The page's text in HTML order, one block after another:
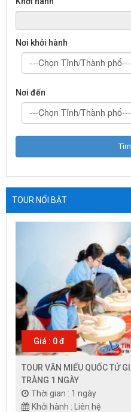
Nơi khởi hành
---Chọn Tỉnh/Thành phố---
Nơi đến
---Chọn Tỉnh/Thành phố---
TOUR NỔI BẬT
Giá : 0 đ
TOUR VĂN MIẾU QUỐC TỬ
TRÀNG 1 NGÀY
Thời gian : 1 ngày
Khởi hành : Liên hệ